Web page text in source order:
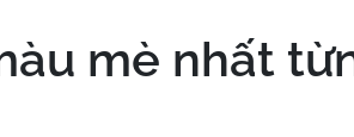
mè nhất